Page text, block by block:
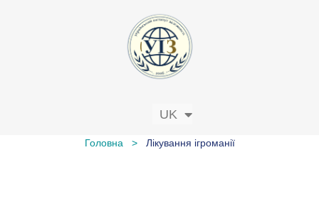
UK
RU
Головна > Лікування ігроманії